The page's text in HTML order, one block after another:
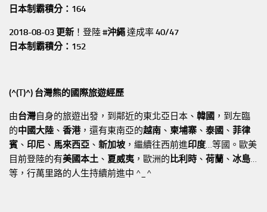
日本制霸積分：164
2018-08-03 更新 ！登陸#沖繩達成率40/47
日本制霸積分：152
(^(T)^) 台灣熊的國際旅遊經歷
由台灣自身的旅遊出發，到鄰近的東北亞日本、 韓國 ，到左臨
的中國大陸 、 香港，還有東南亞的越南 、 柬埔寨 、 泰國 、 菲律
賓 、 印尼 、 馬來西亞 、 新加坡 ，繼續往西前進印度…等國。歐美
目前登陸的有美國本土 、 夏威夷 ，歐洲的比利時 、 荷蘭 、 冰島…
等，行萬里路的人生持續前進中 ^_^